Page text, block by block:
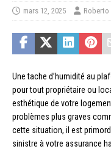
mars 12, 2025 Roberto
Une tache d’humidité au
pour tout propriétaire ou
esthétique de votre
problèmes plus graves
cette situation, il est
sinistre à votre assurance